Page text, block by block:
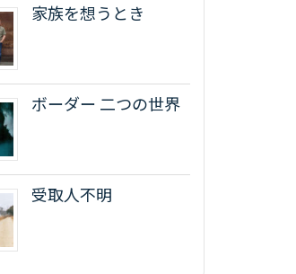
家族を想うとき
ボーダー 二つの世界
受取人不明